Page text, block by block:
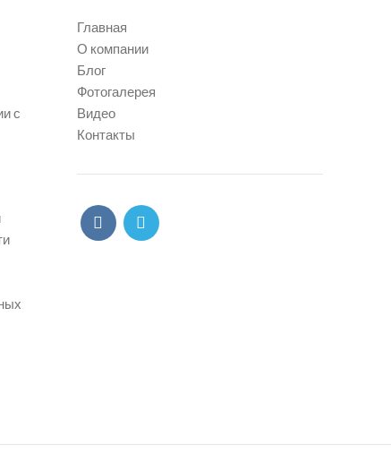
с
Главная
О компании
Блог
Фотогалерея
Видео
Контакты